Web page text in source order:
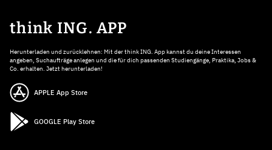
think ING. APP
Herunterladen und zurücklehnen: Mit der think ING. App kannst du deine Interessen
angeben, Suchaufträge anlegen und die für dich passenden Studiengänge, Praktika, Jobs &
Co. erhalten. Jetzt herunterladen!
APPLE App Store
GOOGLE Play Store